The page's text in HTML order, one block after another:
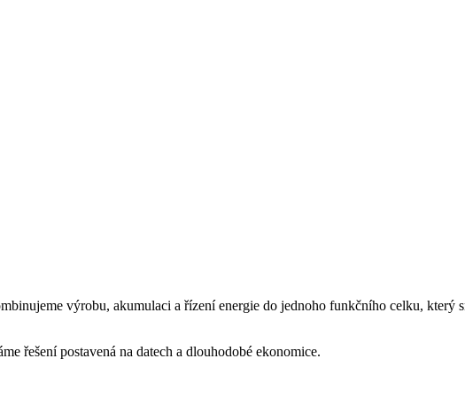
výrobu, akumulaci a řízení energie do jednoho funkčního celku, který
řešení postavená na datech a dlouhodobé ekonomice.